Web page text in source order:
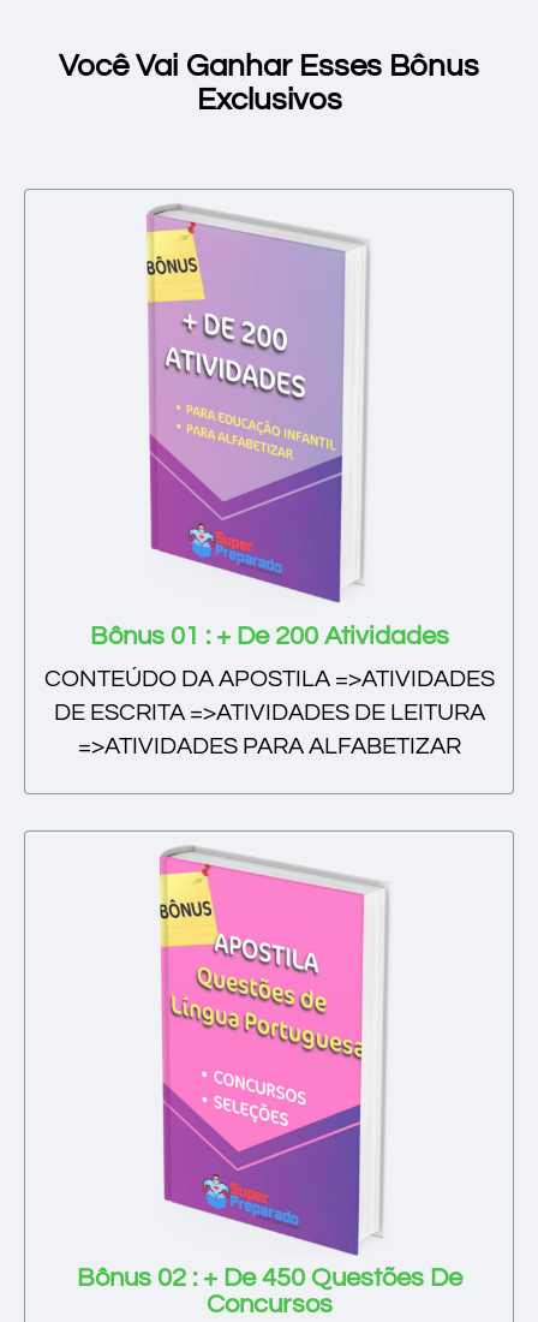
Você Vai Ganhar Esses Bônus
Exclusivos
Bônus 01 : + De 200 Atividades
CONTEÚDO DA APOSTILA =>ATIVIDADES
DE ESCRITA =>ATIVIDADES DE LEITURA
=>ATIVIDADES PARA ALFABETIZAR
Bônus 02 : + De 450 Questões De
Concursos